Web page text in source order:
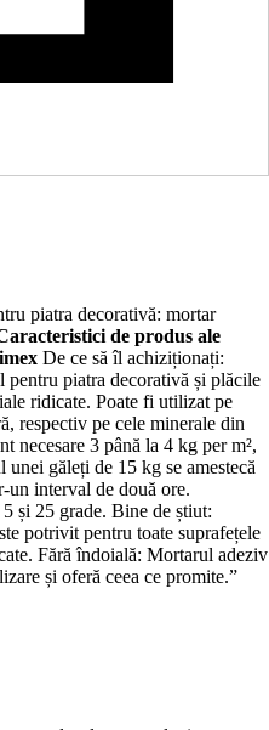
piatra decorativă: mortar
de produs ale
De ce să îl achiziționați:
piatra decorativă și plăcile
ridicate. Poate fi utilizat pe
respectiv pe cele minerale din
necesare 3 până la 4 kg per m²,
găleți de 15 kg se amestecă
interval de două ore.
și 25 grade. Bine de știut:
potrivit pentru toate suprafețele
Fără îndoială: Mortarul adeziv
și oferă ceea ce promite.”